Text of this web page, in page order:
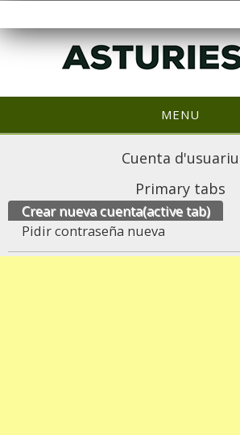
MENU
Cuenta d'usuariu
Primary tabs
Crear nueva cuenta(active tab)
Pidir contraseña nueva